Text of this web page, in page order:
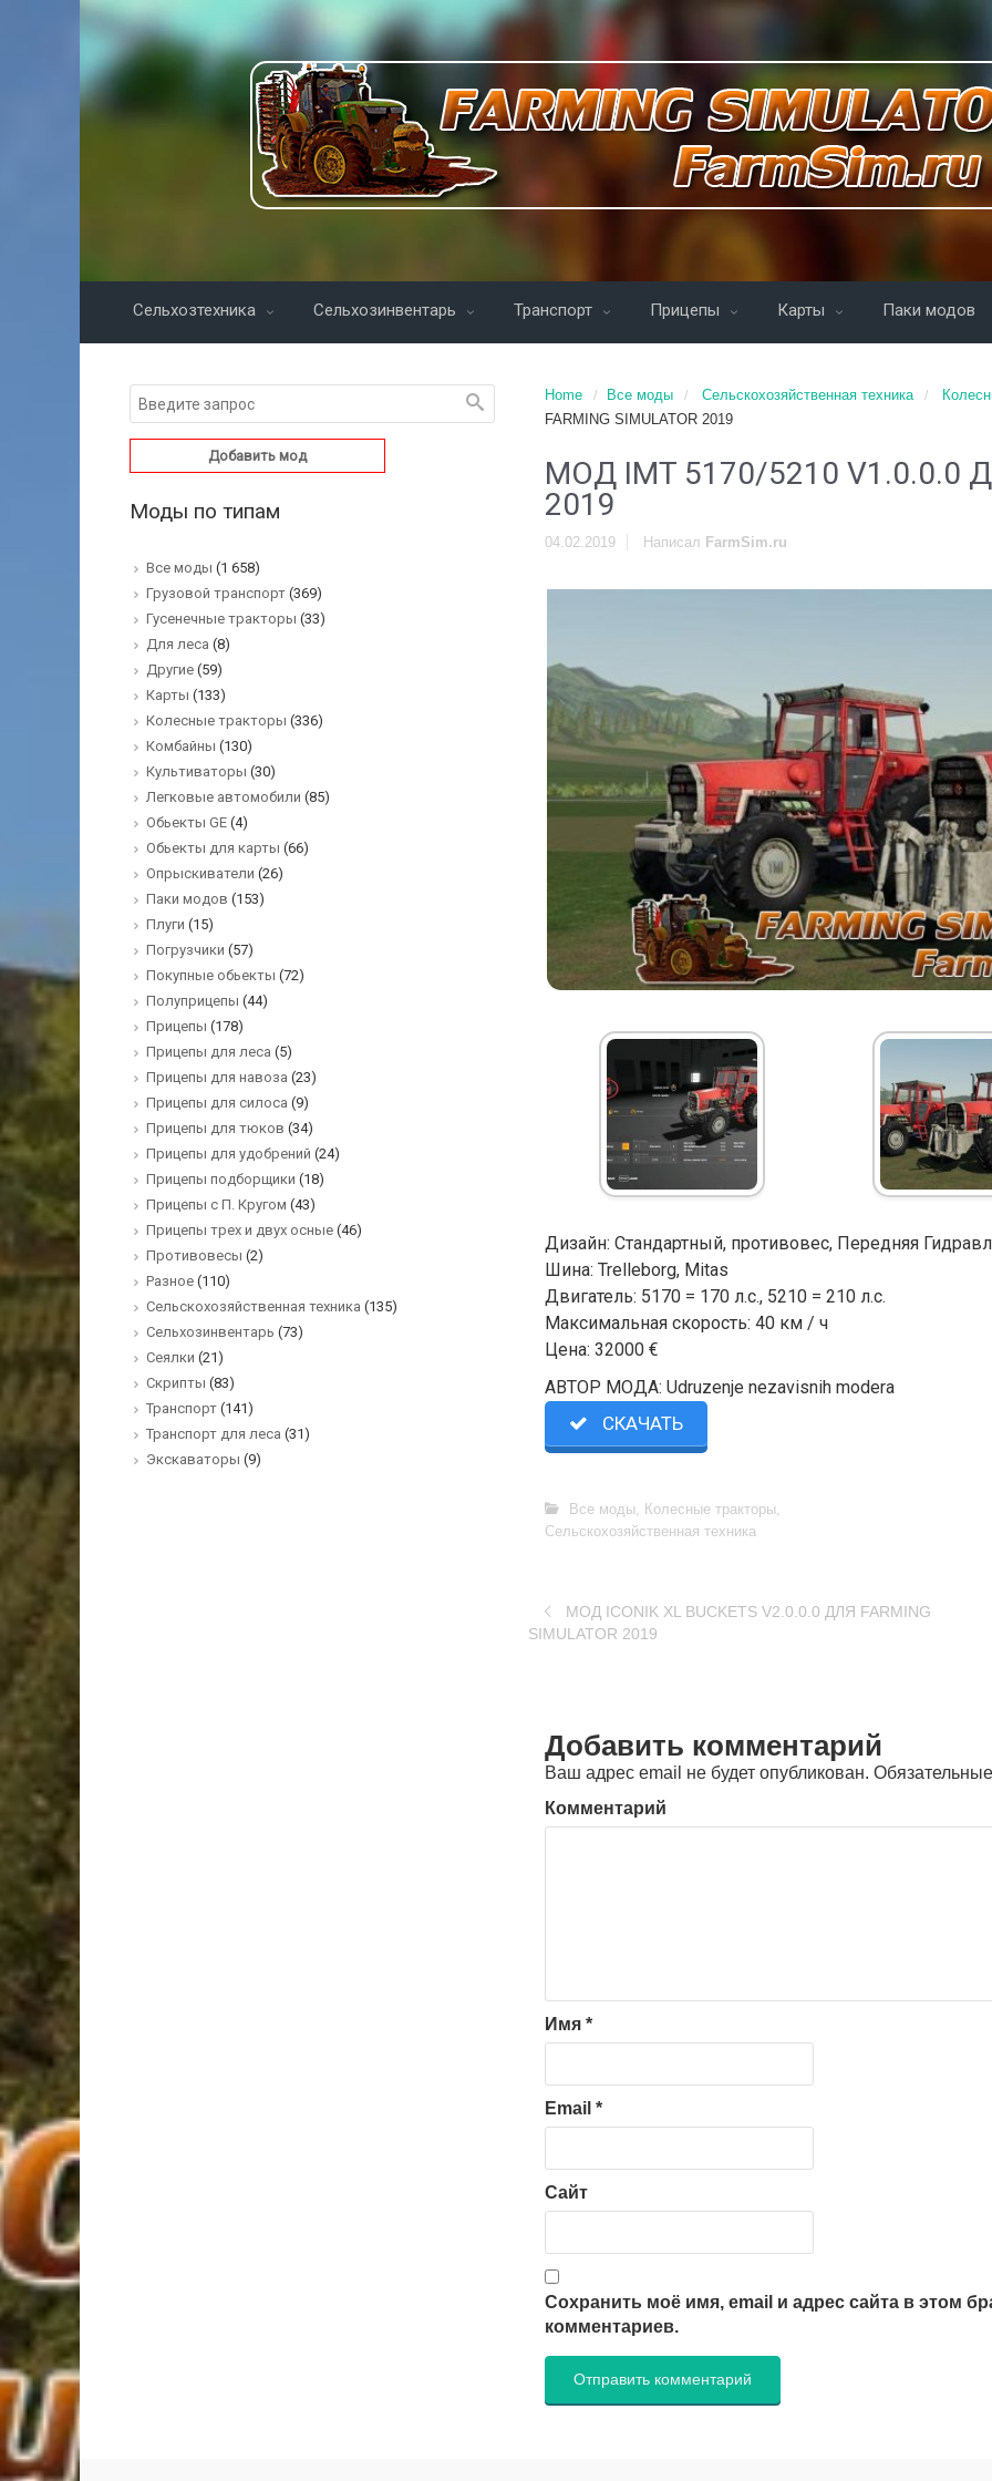
Сельхозтехника Сельхозинвентарь Транспорт Прицепы Карты Паки модов
Home Все моды Сельскохозяйственная техника
FARMING SIMULATOR 2019
MOД IMT 5170/5210 V1.0.0.0
2019
04.02.2019 Написал FarmSim.ru
Дизайн: Стандартный, противовес, Передняя
Шина: Trelleborg, Mitas
Двигатель: 5170 = 170 л.с., 5210 = 210 л.с.
Максимальная скорость: 40 км / ч
Цена: 32000 €
АВТОР МОДА: Udruzenje nezavisnih modera
СКАЧАТЬ
Все моды, Колесные тракторы,
Сельскохозяйственная техника
MOД ICONIK XL BUCKETS V2.0.0.0 ДЛЯ FARMING
SIMULATOR 2019
Добавить комментарий
Ваш адрес email не будет опубликован.
Комментарий
Имя *
Email *
Сайт
Сохранить моё имя, email и адрес сайта в этом
комментариев.
Добавить мод
Моды по типам
Все моды (1 658)
Грузовой транспорт (369)
Гусенечные тракторы (33)
Для леса (8)
Другие (59)
Карты (133)
Колесные тракторы (336)
Комбайны (130)
Культиваторы (30)
Легковые автомобили (85)
Обьекты GE (4)
Обьекты для карты (66)
Опрыскиватели (26)
Паки модов (153)
Плуги (15)
Погрузчики (57)
Покупные обьекты (72)
Полуприцепы (44)
Прицепы (178)
Прицепы для леса (5)
Прицепы для навоза (23)
Прицепы для силоса (9)
Прицепы для тюков (34)
Прицепы для удобрений (24)
Прицепы подборщики (18)
Прицепы с П. Кругом (43)
Прицепы трех и двух осные (46)
Противовесы (2)
Разное (110)
Сельскохозяйственная техника (135)
Сельхозинвентарь (73)
Сеялки (21)
Скрипты (83)
Транспорт (141)
Транспорт для леса (31)
Экскаваторы (9)